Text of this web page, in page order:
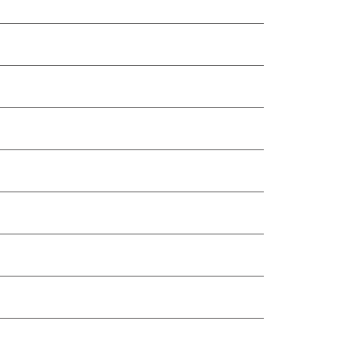
päiväkodit, liikuntamahdollisuudet
hankkia koti alueelta, jossa
kohtaavat parhaalla
4